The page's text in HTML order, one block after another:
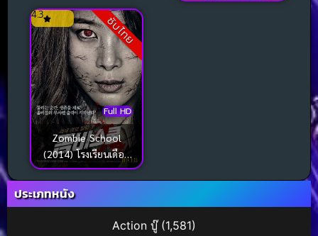
ซับไทย
Full HD
4.3
Zombie School
(2014) โรงเรียนเดือด
ซอมบี้ดุ
ประเภทหนัง
Action บู๊(1,581)